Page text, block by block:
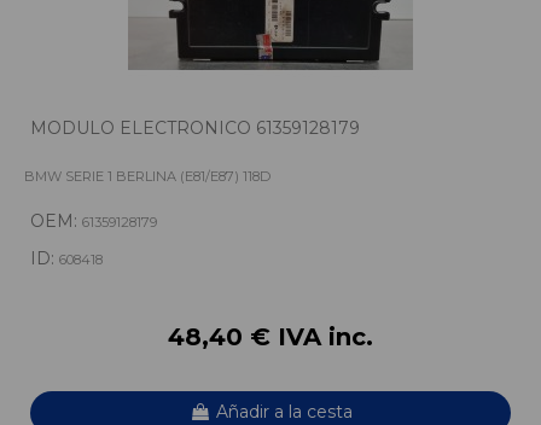
MODULO ELECTRONICO 61359128179
BMW SERIE 1 BERLINA (E81/E87) 118D
OEM: 61359128179
ID: 608418
48,40 € IVA inc.
Añadir a la cesta